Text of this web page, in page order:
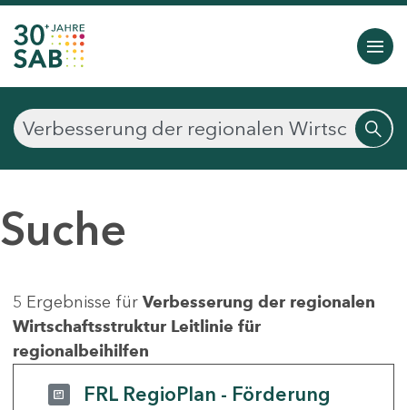
Suche
5 Ergebnisse für Verbesserung der regionalen
Wirtschaftsstruktur Leitlinie für
regionalbeihilfen
FRL RegioPlan - Förderung